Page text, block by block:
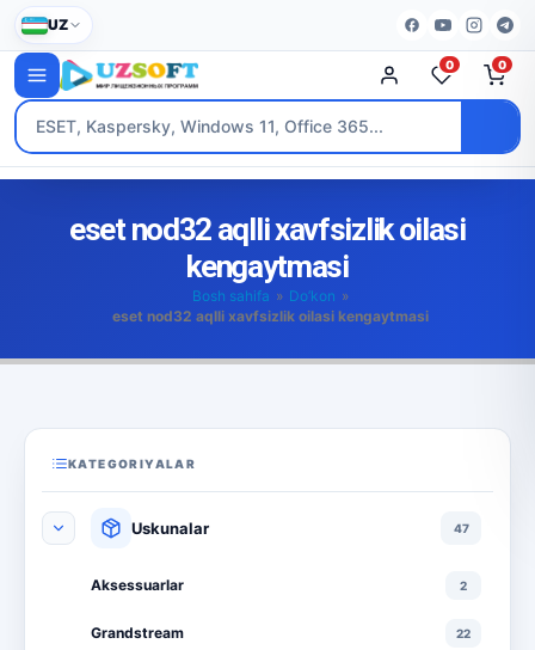
UZ
0 0
eset nod32 aqlli xavfsizlik oilasi
kengaytmasi
Bosh sahifa » Do’kon »
eset nod32 aqlli xavfsizlik oilasi kengaytmasi
KATEGORIYALAR
Uskunalar 47
Aksessuarlar 2
Grandstream 22